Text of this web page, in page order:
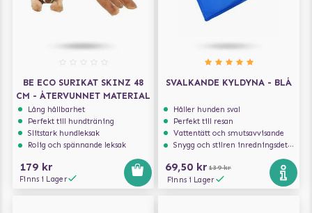
BE ECO SURIKAT SKINZ 48
CM - ÅTERVUNNET MATERIAL
Lång hållbarhet
Perfekt till hundträning
Slitstark hundleksak
Rolig och spännande leksak
179 kr
Finns i Lager
SVALKANDE KYLDYNA - BLÅ
Håller hunden sval
Perfekt till resan
Vattentätt och smutsavvisande
Snygg och stilren inredningsdetalj
69,50 kr 139 kr
Finns i Lager